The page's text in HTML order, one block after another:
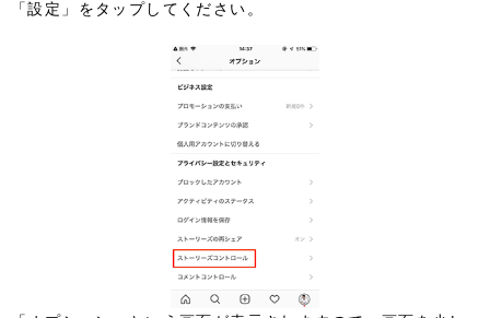
「設定」をタップしてください。